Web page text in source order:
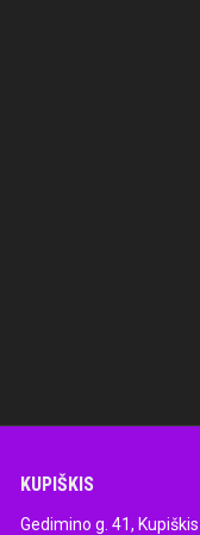
KUPIŠKIS
Gedimino g. 41, Kupiškis